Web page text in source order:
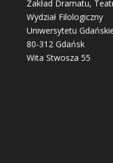
Zakład Dramatu,
Wydział Filologiczny
Uniwersytetu
80-312 Gdańsk
Wita Stwosza 55